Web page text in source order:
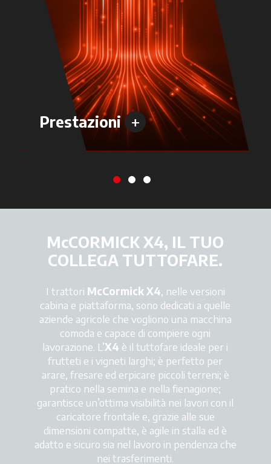
Prestazioni +
McCORMICK X4, IL TUO
COLLEGA TUTTOFARE.
I trattori McCormick X4, nelle versioni
cabina e piattaforma, sono dedicati a quelle
aziende agricole che vogliono una macchina
comoda e capace di compiere ogni
lavorazione. L’X4 è il tuttofare ideale per i
frutteti e i vigneti larghi; è perfetto per
arare, fresare ed erpicare piccoli terreni; è
pratico nella semina e nella fienagione;
garantisce un’ottima visibilità nei lavori con il
caricatore frontale e, grazie alle sue
dimensioni compatte, è agile in stalla ed è
adatto e sicuro sia nel lavoro in pendenza che
nei trasferimenti.